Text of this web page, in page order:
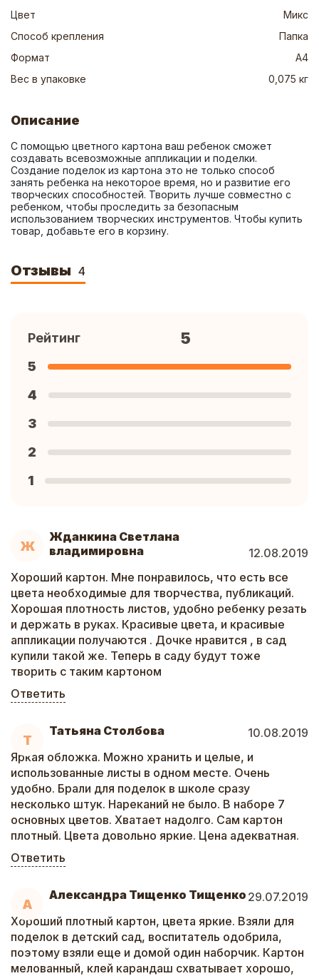
Цвет
Микс
Способ крепления
Папка
Формат
А4
Вес в упаковке
0,075 кг
Описание
С помощью цветного картона ваш ребенок сможет
создавать всевозможные аппликации и поделки.
Создание поделок из картона это не только способ
занять ребенка на некоторое время, но и развитие его
творческих способностей. Творить лучше совместно с
ребенком, чтобы проследить за безопасным
использованием творческих инструментов. Чтобы купить
товар, добавьте его в корзину.
Отзывы 4
Ж
Жданкина Светлана
владимировна
12.08.2019
Хороший картон. Мне понравилось, что есть все
цвета необходимые для творчества, публикаций.
Хорошая плотность листов, удобно ребенку резать
и держать в руках. Красивые цвета, и красивые
аппликации получаются . Дочке нравится , в сад
купили такой же. Теперь в саду будут тоже
творить с таким картоном
Ответить
Т
Татьяна Столбова
10.08.2019
Яркая обложка. Можно хранить и целые, и
использованные листы в одном месте. Очень
удобно. Брали для поделок в школе сразу
несколько штук. Нареканий не было. В наборе 7
основных цветов. Хватает надолго. Сам картон
плотный. Цвета довольно яркие. Цена адекватная.
Ответить
А
Александра Тищенко Тищенко 29.07.2019
Хороший плотный картон, цвета яркие. Взяли для
поделок в детский сад, воспитатель одобрила,
поэтому взяли еще и домой один наборчик. Картон
мелованный, клей карандаш схватывает хорошо,
Рейтинг 5
5
4
3
2
1